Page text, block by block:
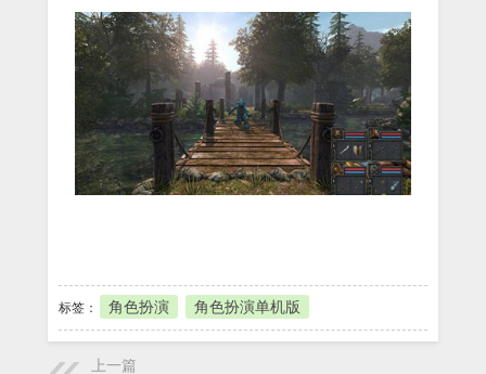
标签： 角色扮演 角色扮演单机版
上一篇